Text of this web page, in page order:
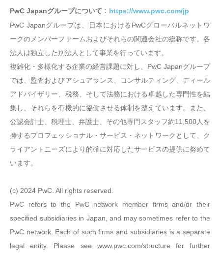
PwC Japanグループについて ： https://www.pwc.com/jp
PwC Japanグループは、日本におけるPwCグローバルネットワ
ークのメンバーファームおよびそれらの関連会社の総称です。各
法人は独立した別法人として事業を行っています。
複雑化・多様化する企業の経営課題に対し、PwC Japanグループ
では、監査およびアシュアランス、コンサルティング、ディール
アドバイザリー、税務、そして法務における卓越した専門性を結
集し、それらを有機的に協働させる体制を整えています。また、
公認会計士、税理士、弁護士、その他専門スタッフ約11,500人を
擁するプロフェッショナル・サービス・ネットワークとして、ク
ライアントニーズにより的確に対応したサービスの提供に努めて
います。
(c) 2024 PwC. All rights reserved.
PwC refers to the PwC network member firms and/or their
specified subsidiaries in Japan, and may sometimes refer to the
PwC network. Each of such firms and subsidiaries is a separate
legal entity. Please see www.pwc.com/structure for further